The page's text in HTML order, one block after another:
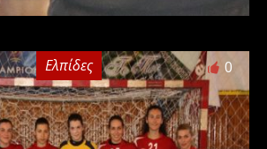
Ελπίδες 0